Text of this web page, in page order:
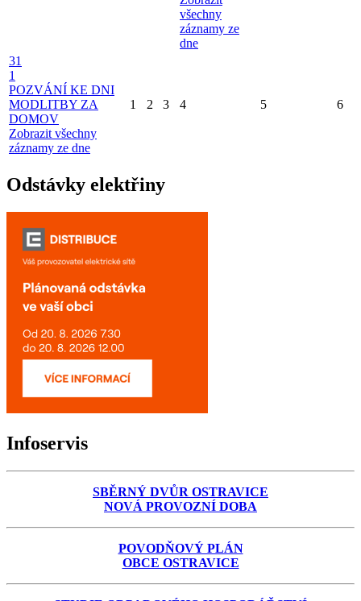
všechny
záznamy ze
dne
31
1
POZVÁNÍ KE DNI
MODLITBY ZA
DOMOV
Zobrazit všechny
záznamy ze dne
1 2 3 4 5 6
Odstávky elektřiny
Infoservis
SBĚRNÝ DVŮR OSTRAVICE
NOVÁ PROVOZNÍ DOBA
POVODŇOVÝ PLÁN
OBCE OSTRAVICE